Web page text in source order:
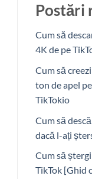
Postări
Cum să
4K de pe
Cum să
ton de apel
TikTokio
Cum să
dacă l-ați
Cum să
TikTok [Ghid